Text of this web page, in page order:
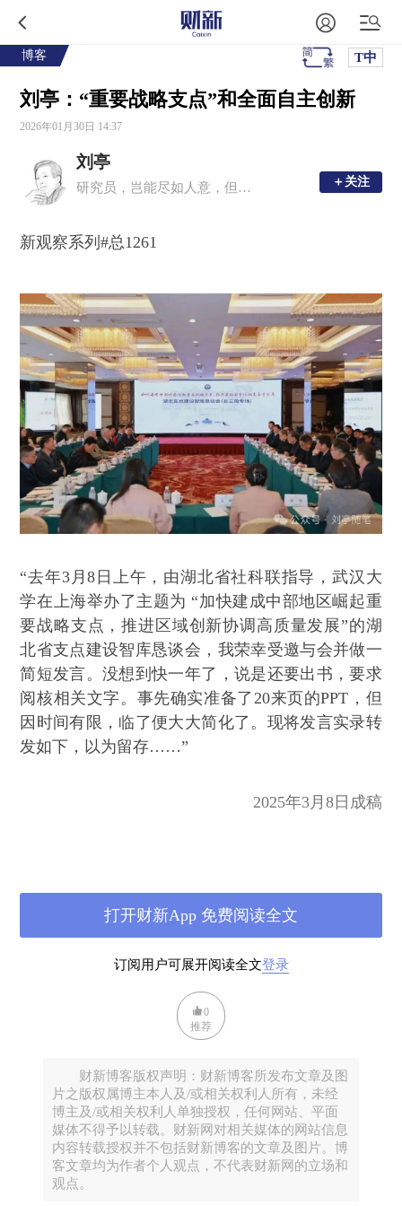
博客 T中
刘亭：“重要战略支点”和全面自主创新
2026年01月30日 14:37
刘亭
研究员，岂能尽如人意，但求无愧我心 ＋关注
＋关注
新观察系列#总1261
“去年3月8日上午，由湖北省社科联指导，武汉大
学在上海举办了主题为 “加快建成中部地区崛起重
要战略支点，推进区域创新协调高质量发展”的湖
北省支点建设智库恳谈会，我荣幸受邀与会并做一
简短发言。没想到快一年了，说是还要出书，要求
阅核相关文字。事先确实准备了20来页的PPT，但
因时间有限，临了便大大简化了。现将发言实录转
发如下，以为留存……”
2025年3月8日成稿
限于时间，只讲两层意思。首先，精准把握习近平
总书记对湖北、武汉提出 “中部地区崛起的重要战
能定位，但其中最为重要的是以科技创新引领产业
创新，加快发展新质生产力。
阿基米德有一句名言“给我一个支点，我能撬起整
又在哪里？我以为无论是唯一，还是第一，结论都
是创新。从发展经济学来看，创新是后发国家跨
越“中等收入陷阱”的“华山一条路”。从“百年未有之
大变局”看，中美战略博弈和竞争甚至是对抗的最
终结局，也取决于谁的创新速度更快、质效更高。
订阅用户可展开阅读全文登录
打开财新App 免费阅读全文
0
推荐
财新博客版权声明：财新博客所发布文章及图
片之版权属博主本人及/或相关权利人所有，未经
博主及/或相关权利人单独授权，任何网站、平面
媒体不得予以转载。财新网对相关媒体的网站信息
内容转载授权并不包括财新博客的文章及图片。博
客文章均为作者个人观点，不代表财新网的立场和
观点。